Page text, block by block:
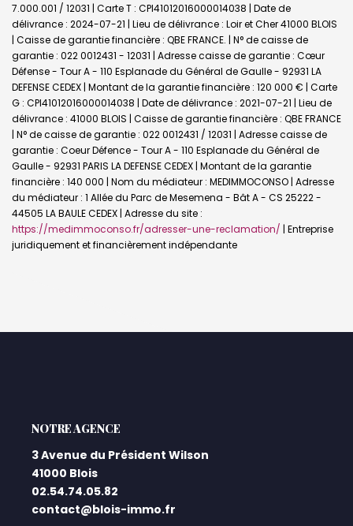
7.000.001 / 12031 | Carte T : CPI41012016000014038 | Date de
délivrance : 2024-07-21 | Lieu de délivrance : Loir et Cher 41000 BLOIS
| Caisse de garantie financière : QBE FRANCE. | N° de caisse de
garantie : 022 0012431 - 12031 | Adresse caisse de garantie : Cœur
Défense - Tour A - 110 Esplanade du Général de Gaulle - 92931 LA
DEFENSE CEDEX | Montant de la garantie financière : 120 000 € | Carte
G : CPI41012016000014038 | Date de délivrance : 2021-07-21 | Lieu de
délivrance : 41000 BLOIS | Caisse de garantie financière : QBE FRANCE
| N° de caisse de garantie : 022 0012431 / 12031 | Adresse caisse de
garantie : Coeur Défence - Tour A - 110 Esplanade du Général de
Gaulle - 92931 PARIS LA DEFENSE CEDEX | Montant de la garantie
financière : 140 000 | Nom du médiateur : MEDIMMOCONSO | Adresse
du médiateur : 1 Allée du Parc de Mesemena - Bât A - CS 25222 -
44505 LA BAULE CEDEX | Adresse du site :
https://medimmoconso.fr/adresser-une-reclamation/ | Entreprise
juridiquement et financièrement indépendante
L'AGENCE
3 Avenue du Président Wilson
41000 Blois
02.54.74.05.82
contact@blois-immo.fr